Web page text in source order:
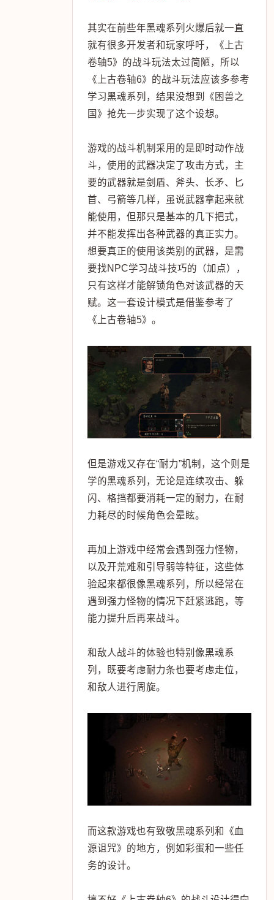
其实在前些年黑魂系列火爆后就一直
就有很多开发者和玩家呼吁，《上古
卷轴5》的战斗玩法太过简陋，所以
《上古卷轴6》的战斗玩法应该多参考
学习黑魂系列，结果没想到《困兽之
国》抢先一步实现了这个设想。
游戏的战斗机制采用的是即时动作战
斗，使用的武器决定了攻击方式，主
要的武器就是剑盾、斧头、长矛、匕
首、弓箭等几样，虽说武器拿起来就
能使用，但那只是基本的几下把式，
并不能发挥出各种武器的真正实力。
想要真正的使用该类别的武器，是需
要找NPC学习战斗技巧的（加点），
只有这样才能解锁角色对该武器的天
赋。这一套设计模式是借鉴参考了
《上古卷轴5》。
但是游戏又存在“耐力”机制，这个则是
学的黑魂系列，无论是连续攻击、躲
闪、格挡都要消耗一定的耐力，在耐
力耗尽的时候角色会晕眩。
再加上游戏中经常会遇到强力怪物，
以及开荒难和引导弱等特征，这些体
验起来都很像黑魂系列，所以经常在
遇到强力怪物的情况下赶紧逃跑，等
能力提升后再来战斗。
和敌人战斗的体验也特别像黑魂系
列，既要考虑耐力条也要考虑走位，
和敌人进行周旋。
而这款游戏也有致敬黑魂系列和《血
源诅咒》的地方，例如彩蛋和一些任
务的设计。